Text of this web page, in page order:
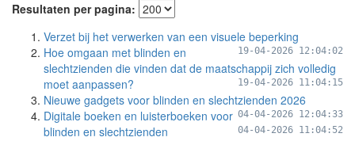
Resultaten per pagina:
Verzet bij het verwerken van een visuele beperking
19-04-2026 12:04:02
Hoe omgaan met blinden en
slechtzienden die vinden dat de maatschappij zich volledig
moet aanpassen?
19-04-2026 11:04:15
Nieuwe gadgets voor blinden en slechtzienden 2026
04-04-2026 12:04:33
Digitale boeken en luisterboeken voor
blinden en slechtzienden
04-04-2026 11:04:52